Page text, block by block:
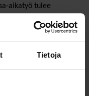
Tietoja
aikatyö tulee
kasvamaan.
Tämä ei ole